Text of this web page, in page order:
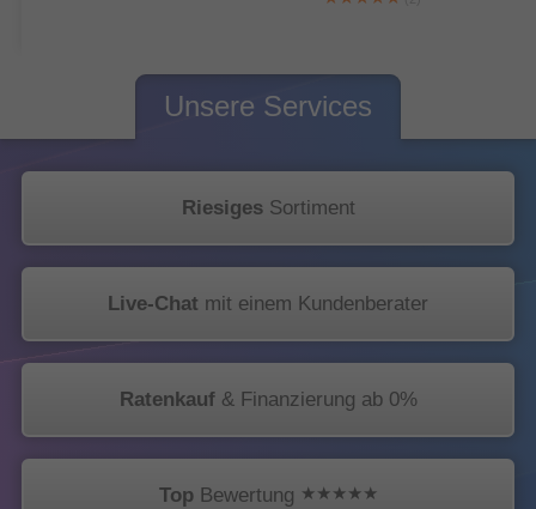
Unsere Services
RiesigesSortiment
Live-Chat mit einem Kundenberater
Ratenkauf& Finanzierung ab 0%
TopBewertung